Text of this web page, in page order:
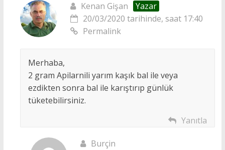
Kenan Gişan
Yazar
20/03/2020 tarihinde, saat 17:40
Permalink
Merhaba,
2 gram Apilarnili yarım kaşık bal ile veya
ezdikten sonra bal ile karıştırıp günlük
tüketebilirsiniz.
Yanıtla
Burçin